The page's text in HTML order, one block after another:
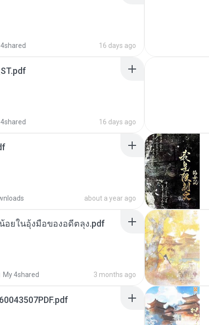
16 days ago
16 days ago
about a year ago
อยในอุ้งมือของอดีตลุง.pdf
My 4shared 3 months ago